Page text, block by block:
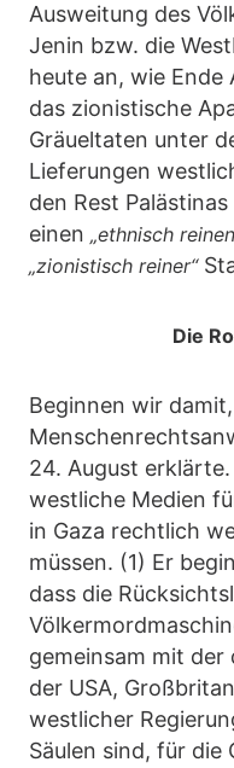
Ausweitung des
Jenin bzw. die
heute an, wie
das zionistische
Gräueltaten unter
Lieferungen
den Rest
einen „ethnisch
„zionistisch reiner“
Die
Beginnen wir
24. August
westliche Medien
in Gaza rechtlich
müssen. (1) Er
dass die
gemeinsam mit
der USA,
westlicher
Säulen sind, für die